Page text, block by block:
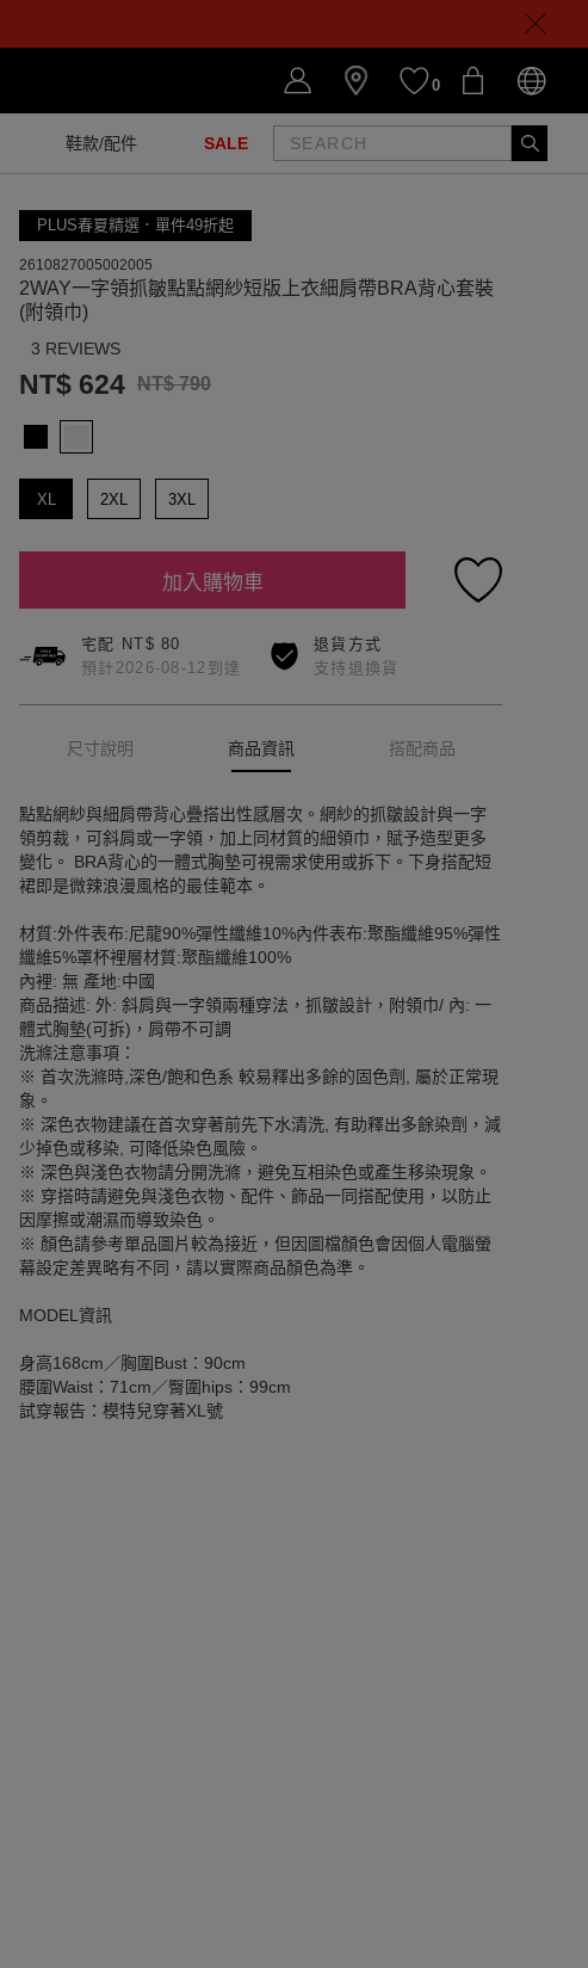
0
鞋款/配件 SALE
PLUS春夏精選．單件49折起
2610827005002005
2WAY一字領抓皺點點網紗短版上衣細肩帶BRA背心套裝
(附領巾)
3 REVIEWS
NT$ 624 NT$ 790
XL 2XL 3XL
加入購物車
宅配 NT$ 80
預計2026-08-12到達
退貨方式
支持退換貨
尺寸說明 商品資訊 搭配商品
點點網紗與細肩帶背心疊搭出性感層次。網紗的抓皺設計與一字
領剪裁，可斜肩或一字領，加上同材質的細領巾，賦予造型更多
變化。 BRA背心的一體式胸墊可視需求使用或拆下。下身搭配短
裙即是微辣浪漫風格的最佳範本。
材質:外件表布:尼龍90%彈性纖維10%內件表布:聚酯纖維95%彈性
纖維5%罩杯裡層材質:聚酯纖維100%
內裡: 無 產地:中國
商品描述: 外: 斜肩與一字領兩種穿法，抓皺設計，附領巾/ 內: 一
體式胸墊(可拆)，肩帶不可調
洗滌注意事項：
※ 首次洗滌時,深色/飽和色系 較易釋出多餘的固色劑, 屬於正常現
象。
※ 深色衣物建議在首次穿著前先下水清洗, 有助釋出多餘染劑，減
少掉色或移染, 可降低染色風險。
※ 深色與淺色衣物請分開洗滌，避免互相染色或產生移染現象。
※ 穿搭時請避免與淺色衣物、配件、飾品一同搭配使用，以防止
因摩擦或潮濕而導致染色。
※ 顏色請參考單品圖片較為接近，但因圖檔顏色會因個人電腦螢
幕設定差異略有不同，請以實際商品顏色為準。
MODEL資訊
身高168cm／胸圍Bust：90cm
腰圍Waist：71cm／臀圍hips：99cm
試穿報告：模特兒穿著XL號